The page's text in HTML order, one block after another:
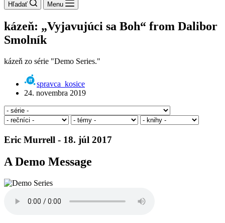
Hľadať Menu
kázeň: „Vyjavujúci sa Boh“ from Dalibor
Smolník
kázeň zo série "Demo Series."
spravca_kosice
24. novembra 2019
Eric Murrell - 18. júl 2017
A Demo Message